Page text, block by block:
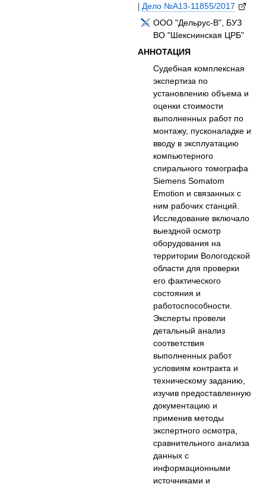
|Дело №А13-11855/2017
ООО "Дельрус-В", БУЗ
ВО "Шекснинская ЦРБ"
АННОТАЦИЯ
Судебная комплексная
экспертиза по
установлению объема и
оценки стоимости
выполненных работ по
монтажу, пусконаладке и
вводу в эксплуатацию
компьютерного
спирального томографа
Siemens Somatom
Emotion и связанных с
ним рабочих станций.
Исследование включало
выездной осмотр
оборудования на
территории Вологодской
области для проверки
его фактического
состояния и
работоспособности.
Эксперты провели
детальный анализ
соответствия
выполненных работ
условиям контракта и
техническому заданию,
изучив предоставленную
документацию и
применив методы
экспертного осмотра,
сравнительного анализа
данных с
информационными
источниками и